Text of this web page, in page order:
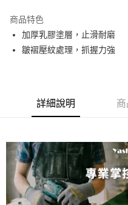
Apple Pay
街口支付
全盈+PAY
全家取貨付款
每筆NT$60，滿NT$599(含以
7-11取貨付款
商品特色
加厚乳膠塗層，止滑耐磨
皺褶壓紋處理，抓握力強
詳細說明